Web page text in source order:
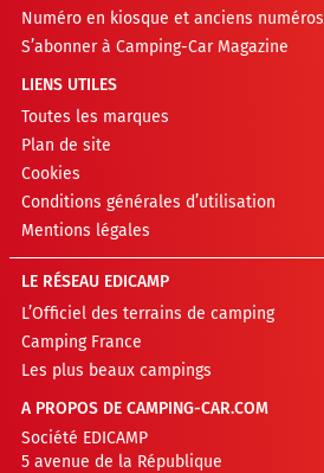
Numéro en kiosque et anciens numéros
S’abonner à Camping-Car Magazine
LIENS UTILES
Toutes les marques
Plan de site
Cookies
Conditions générales d’utilisation
Mentions légales
LE RÉSEAU EDICAMP
L’Officiel des terrains de camping
Camping France
Les plus beaux campings
A PROPOS DE CAMPING-CAR.COM
Société EDICAMP
5 avenue de la République